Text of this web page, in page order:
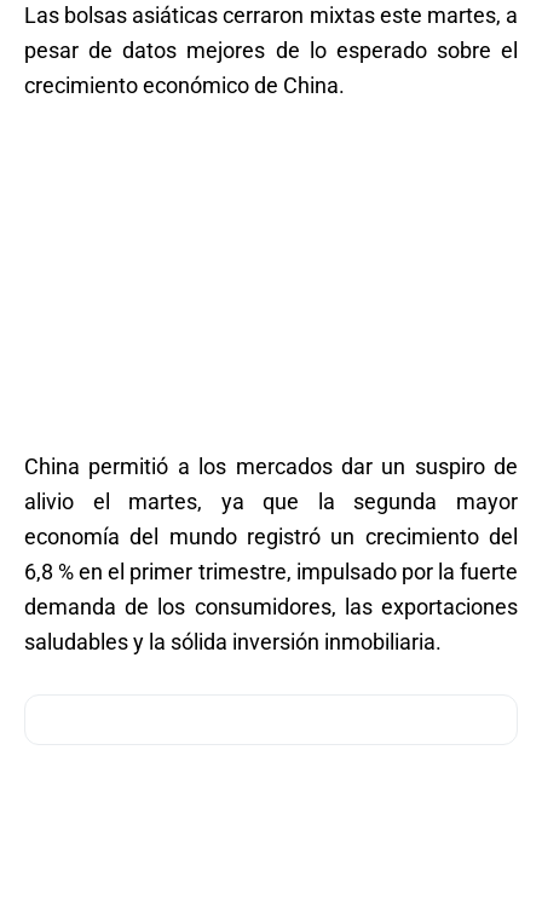
Las bolsas asiáticas cerraron mixtas este martes, a
pesar de datos mejores de lo esperado sobre el
crecimiento económico de China.
China permitió a los mercados dar un suspiro de
alivio el martes, ya que la segunda mayor
economía del mundo registró un crecimiento del
6,8 % en el primer trimestre, impulsado por la fuerte
demanda de los consumidores, las exportaciones
saludables y la sólida inversión inmobiliaria.